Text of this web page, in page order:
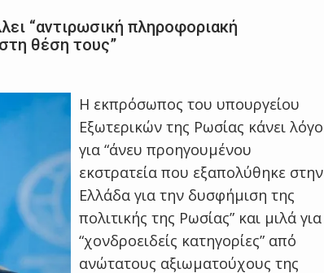
“αντιρωσική πληροφοριακή
θέση τους”
Η εκπρόσωπος του υπουργείου
Εξωτερικών της Ρωσίας κάνει λόγο
για “άνευ προηγουμένου
εκστρατεία που εξαπολύθηκε στην
Ελλάδα για την δυσφήμιση της
πολιτικής της Ρωσίας” και μιλά για
“χονδροειδείς κατηγορίες” από
ανώτατους αξιωματούχους της